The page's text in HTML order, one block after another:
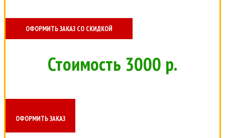
ОФОРМИТЬ ЗАКАЗ СО СКИДКОЙ
Стоимость 3000 р.
ОФОРМИТЬ ЗАКАЗ